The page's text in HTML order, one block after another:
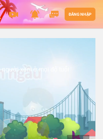
ĐĂNG NHẬP
xem ở mọi độ tuổi